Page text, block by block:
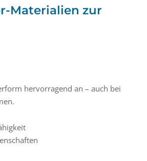
Materialien zur
hervorragend an – auch bei